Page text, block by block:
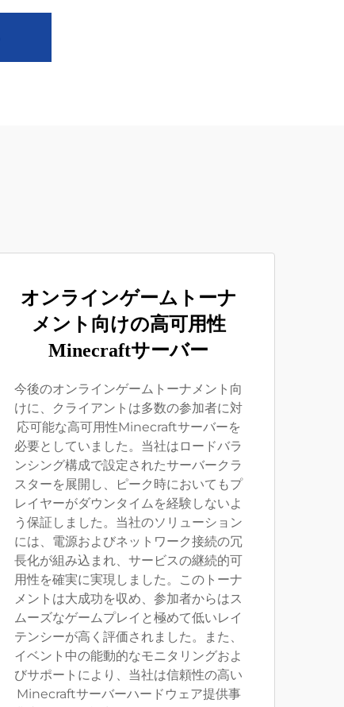
オンラインゲームトーナ
メント向けの高可用性
Minecraftサーバー
今後のオンラインゲームトーナメント向
けに、クライアントは多数の参加者に対
応可能な高可用性Minecraftサーバーを
必要としていました。当社はロードバラ
ンシング構成で設定されたサーバークラ
スターを展開し、ピーク時においてもプ
レイヤーがダウンタイムを経験しないよ
う保証しました。当社のソリューション
には、電源およびネットワーク接続の冗
長化が組み込まれ、サービスの継続的可
用性を確実に実現しました。このトーナ
メントは大成功を収め、参加者からはス
ムーズなゲームプレイと極めて低いレイ
テンシーが高く評価されました。また、
イベント中の能動的なモニタリングおよ
びサポートにより、当社は信頼性の高い
Minecraftサーバーハードウェア提供事